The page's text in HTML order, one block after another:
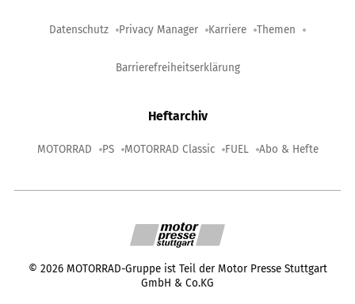
Datenschutz Privacy Manager Karriere Themen
Barrierefreiheitserklärung
Heftarchiv
MOTORRAD PS MOTORRAD Classic FUEL Abo & Hefte
© 2026 MOTORRAD-Gruppe ist Teil der Motor Presse Stuttgart
GmbH & Co.KG